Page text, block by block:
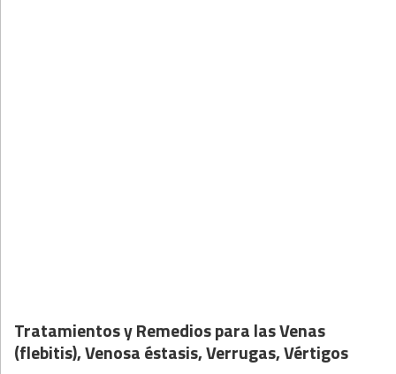
Tratamientos y Remedios para las Venas
(flebitis), Venosa éstasis, Verrugas, Vértigos